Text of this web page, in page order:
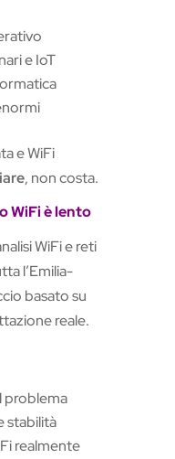
e IoT
e WiFi
, non costa.
WiFi è lento
WiFi e reti
l’Emilia-
basato su
reale.
problema
stabilità
realmente